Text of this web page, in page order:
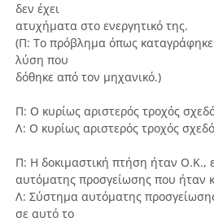
δεν έχει
ατυχήματα στο ενεργητικό της.
(Π: Το πρόβλημα όπως
λύση που
δόθηκε από τον μηχανικό.)
Π: Ο κυρίως αριστερός τροχός
Λ: Ο κυρίως αριστερός τροχός
Π: Η δοκιμαστική πτήση ήταν Ο.Κ.,
αυτόματης προσγείωσης που ήταν
Λ: Σύστημα αυτόματης
σε αυτό το